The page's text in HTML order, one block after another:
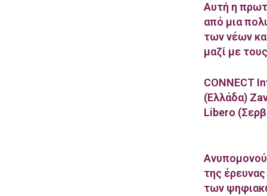
Αυτή η
από μια
των νέων
μαζί με
CONNECT
(Ελλάδα)
Libero
της
των